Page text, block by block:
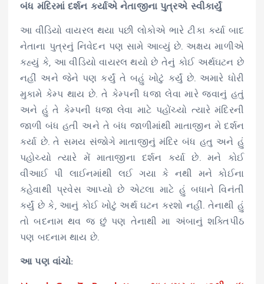
બંધ મંદિરમાં દર્શન કર્યાએ નેતાજીના પુત્રએ સ્વીકાર્યું
આ વીડિયો વાયરલ થયા પછી લોકોએ ભારે ટીકા કર્યા બાદ
નેતાના પુત્રનું નિવેદન પણ સામે આવ્યું છે. અક્ષય માળીએ
કહ્યું કે, આ વીડિયો વાયરલ થયો છે તેનું કોઈ અર્થઘટન છે
નહીં અને જેને પણ કર્યું તે બહું ખોટું કર્યું છે. અમારે ધોરી
મુકામે કેમ્પ થાય છે. તે કેમ્પની ધજા લેવા મારે જવાનું હતું
અને હું તે કેમ્પની ધજા લેવા માટે પહોંચ્યો ત્યારે મંદિરની
જાળી બંધ હતી અને તે બંધ જાળીમાંથી માતાજીન મે દર્શન
કર્યા છે. તે સમય સંજોગે માતાજીનું મંદિર બંધ હતુ અને હું
પહોચ્યો ત્યારે મેં માતાજીના દર્શન કર્યા છે. મને કોઈ
વીઆઈ પી લાઈનમાંથી લઈ ગયા કે નથી મને કોઈના
કહેવાથી પ્રવેસ આપ્યો છે એટલા માટે હું બધાને વિનંતી
કર્યું છે કે, આનું કોઈ ખોટું અર્થ ઘટન કરશો નહીં. તેનાથી હું
તો બદનામ થવ જ છું પણ તેનાથી મા અંબાનું શક્તિપીઠ
પણ બદનામ થાય છે.
આ પણ વાંચો: